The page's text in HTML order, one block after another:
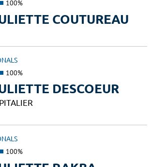
100%
COUTUREAU
100%
DESCOEUR
100%